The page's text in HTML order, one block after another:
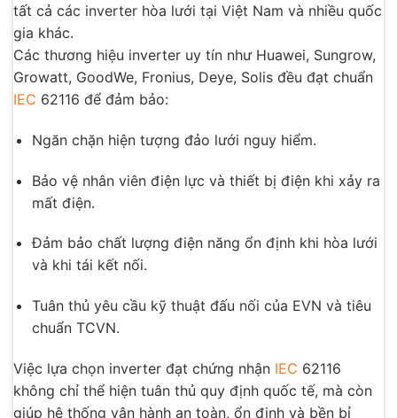
tất cả các inverter hòa lưới tại Việt Nam và nhiều quốc
gia khác.
Các thương hiệu inverter uy tín như Huawei, Sungrow,
Growatt, GoodWe, Fronius, Deye, Solis đều đạt chuẩn
IEC 62116 để đảm bảo:
Ngăn chặn hiện tượng đảo lưới nguy hiểm.
Bảo vệ nhân viên điện lực và thiết bị điện khi xảy ra
mất điện.
Đảm bảo chất lượng điện năng ổn định khi hòa lưới
và khi tái kết nối.
Tuân thủ yêu cầu kỹ thuật đấu nối của EVN và tiêu
chuẩn TCVN.
Việc lựa chọn inverter đạt chứng nhận IEC 62116
không chỉ thể hiện tuân thủ quy định quốc tế, mà còn
giúp hệ thống vận hành an toàn, ổn định và bền bỉ